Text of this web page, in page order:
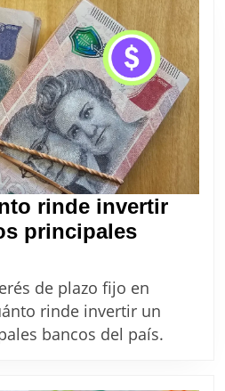
que
debés
revisar
antes
de
depositar
tus
pesos
rinde invertir
principales
de plazo fijo en
rinde invertir un
bancos del país.